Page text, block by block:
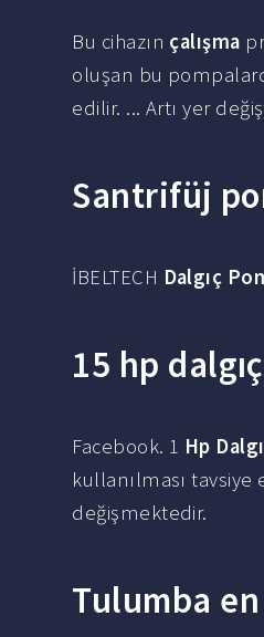
Bu cihazın çalışma
oluşan bu
edilir. ... Artı yer
Santrifüj
İBELTECH Dalgıç
15 hp
Facebook. 1 Hp
kullanılması tavsiye
değişmektedir.
Tulumba